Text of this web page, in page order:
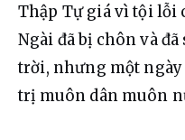
Thập Tự giá vì tội lỗi
Ngài đã bị chôn và
trời, nhưng một ngày
trị muôn dân muôn